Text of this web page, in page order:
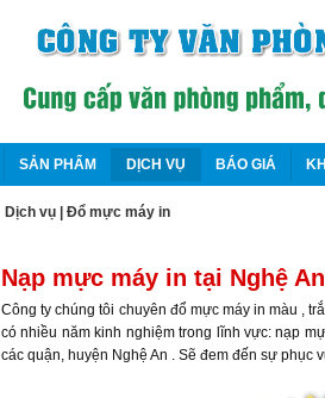
SẢN PHẨM DỊCH VỤ BÁO GIÁ
Dịch vụ Đổ mực máy in
Nạp mực máy in tại Nghệ An
Công ty chúng tôi chuyên đổ mực máy in màu ,
có nhiều năm kinh nghiệm trong lĩnh vực: nạp
các quận, huyện Nghệ An . Sẽ đem đến sự phục